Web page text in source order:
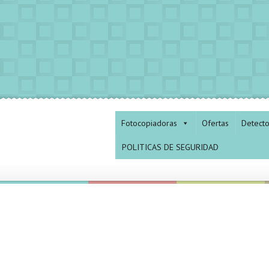
Fotocopiadoras Ofertas
POLITICAS DE SEGURIDAD